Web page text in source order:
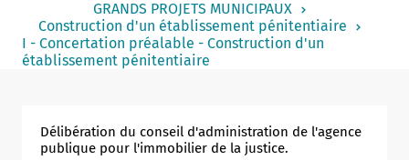
Notaire
Un commerce
GRANDS PROJETS MUNICIPAUX
Construction d'un établissement pénitentiaire
I - Concertation préalable - Construction d'un
établissement pénitentiaire
Délibération du conseil d'administration de l'agence
publique pour l'immobilier de la justice.